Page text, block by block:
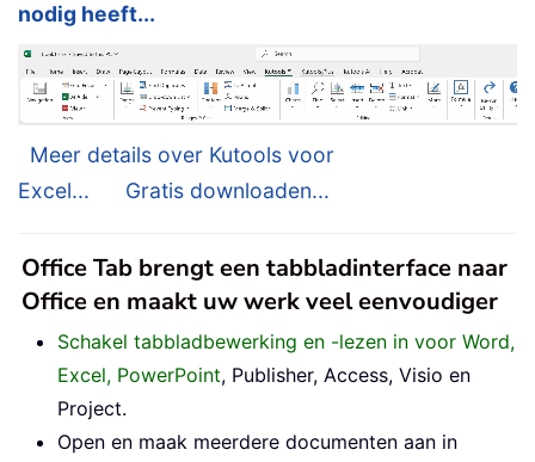
nodig heeft...
Meer details over Kutools voor
Excel...
Gratis downloaden...
Office Tab brengt een tabbladinterface naar
Office en maakt uw werk veel eenvoudiger
Schakel tabbladbewerking en -lezen in voor Word,
Excel, PowerPoint, Publisher, Access, Visio en
Project.
Open en maak meerdere documenten aan in